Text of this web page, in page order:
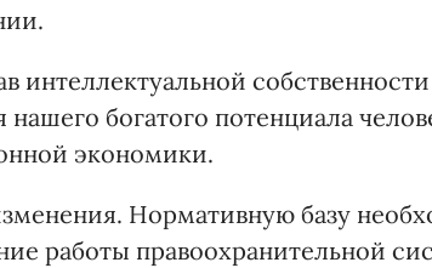
интеллектуальной
богатого потенциала
экономики.
Нормативную базу
работы правоохранительной